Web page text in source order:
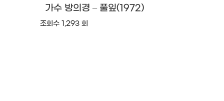
가수 방의경 – 풀잎(1972)
조회수 1,293 회